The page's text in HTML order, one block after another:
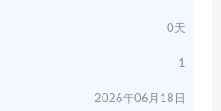
0天
1
2026年06月18日